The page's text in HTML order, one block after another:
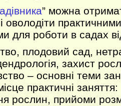
” можна
і оволодіти
для роботи в садах
плодовий сад,
захист
– основні теми
практичні заняття:
рослин, прийоми